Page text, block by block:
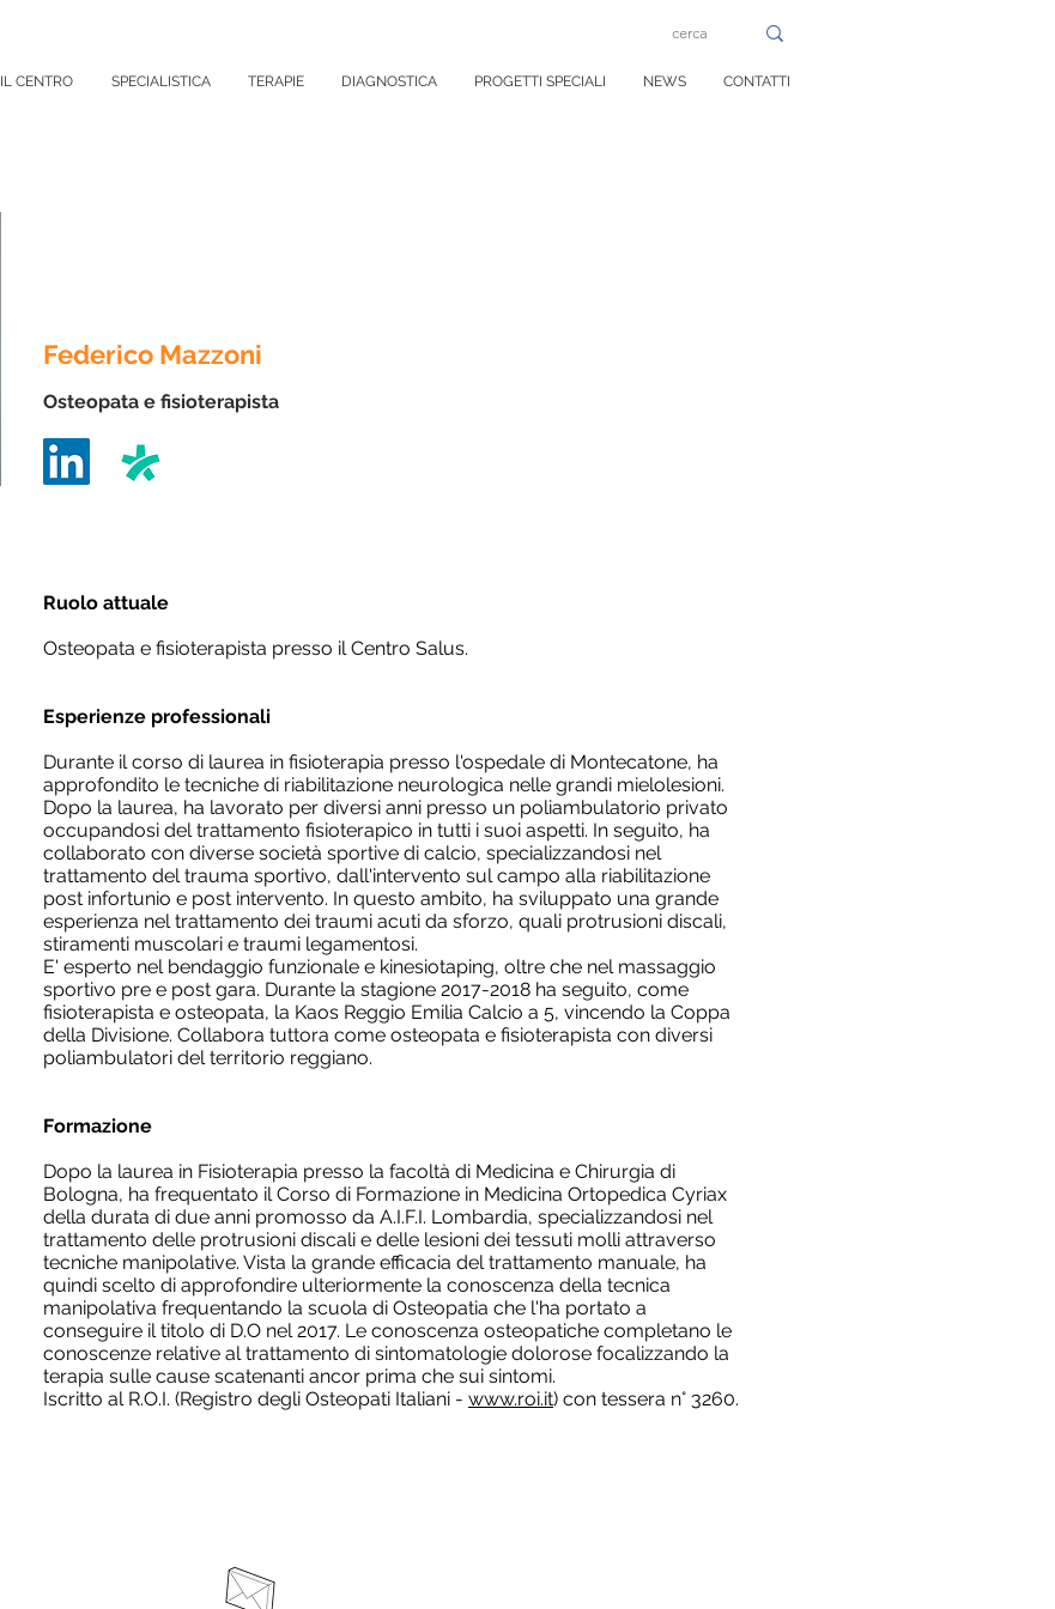
IL CENTRO SPECIALISTICA TERAPIE DIAGNOSTICA PROGETTI SPECIALI NEWS CONTATTI
Federico Mazzoni
Osteopata e fisioterapista
Ruolo attuale
Osteopata e fisioterapista presso il Centro Salus.
Esperienze professionali
Durante il corso di laurea in fisioterapia presso l'ospedale di Montecatone, ha
approfondito le tecniche di riabilitazione neurologica nelle grandi mielolesioni.
Dopo la laurea, ha lavorato per diversi anni presso un poliambulatorio privato
occupandosi del trattamento fisioterapico in tutti i suoi aspetti. In seguito, ha
collaborato con diverse società sportive di calcio, specializzandosi nel
trattamento del trauma sportivo, dall'intervento sul campo alla riabilitazione
post infortunio e post intervento. In questo ambito, ha sviluppato una grande
esperienza nel trattamento dei traumi acuti da sforzo, quali protrusioni discali,
stiramenti muscolari e traumi legamentosi.
E' esperto nel bendaggio funzionale e kinesiotaping, oltre che nel massaggio
sportivo pre e post gara. Durante la stagione 2017-2018 ha seguito, come
fisioterapista e osteopata, la Kaos Reggio Emilia Calcio a 5, vincendo la Coppa
della Divisione. Collabora tuttora come osteopata e fisioterapista con diversi
poliambulatori del territorio reggiano.
Formazione
Dopo la laurea in Fisioterapia presso la facoltà di Medicina e Chirurgia di
Bologna, ha frequentato il Corso di Formazione in Medicina Ortopedica Cyriax
della durata di due anni promosso da A.I.F.I. Lombardia, specializzandosi nel
trattamento delle protrusioni discali e delle lesioni dei tessuti molli attraverso
tecniche manipolative. Vista la grande efficacia del trattamento manuale, ha
quindi scelto di approfondire ulteriormente la conoscenza della tecnica
manipolativa frequentando la scuola di Osteopatia che l'ha portato a
conseguire il titolo di D.O nel 2017. Le conoscenza osteopatiche completano le
conoscenze relative al trattamento di sintomatologie dolorose focalizzando la
terapia sulle cause scatenanti ancor prima che sui sintomi.
Iscritto al R.O.I. (Registro degli Osteopati Italiani - www.roi.it) con tessera n° 3260.